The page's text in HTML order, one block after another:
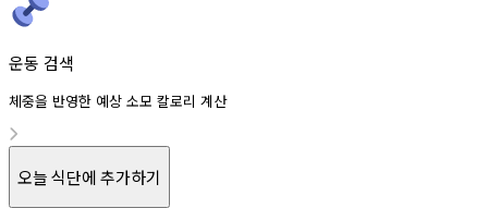
운동 검색
체중을 반영한 예상 소모 칼로리 계산
오늘 식단에 추가하기